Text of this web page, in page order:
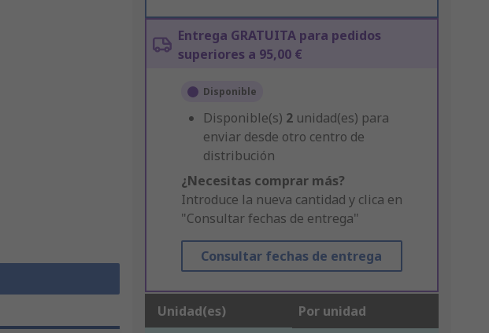
Entrega GRATUITA para pedidos
superiores a 95,00 €
Disponible
Disponible(s) 2 unidad(es) para
enviar desde otro centro de
distribución
¿Necesitas comprar más?
Introduce la nueva cantidad y clica en
"Consultar fechas de entrega"
Consultar fechas de entrega
Unidad(es) Por unidad